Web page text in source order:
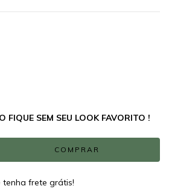
FIQUE SEM SEU LOOK FAVORITO !
tenha frete grátis!